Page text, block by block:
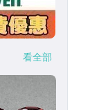
看全部